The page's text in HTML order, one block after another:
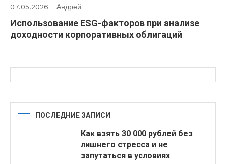
07.05.2026 Андрей
Использование ESG-факторов при анализе
доходности корпоративных облигаций
ПОСЛЕДНИЕ ЗАПИСИ
Как взять 30 000 рублей без
лишнего стресса и не
запутаться в условиях